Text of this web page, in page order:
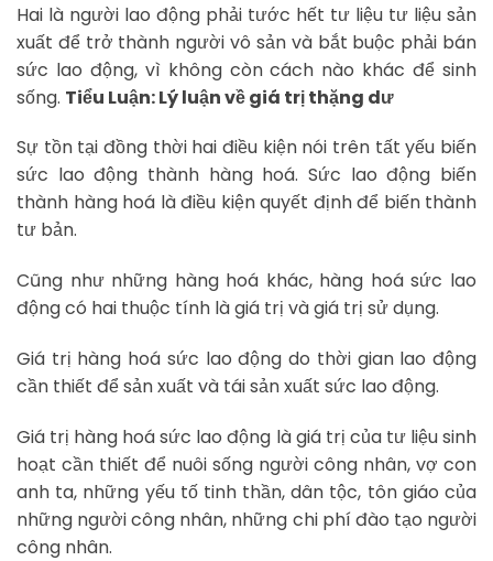
Hai là người lao động phải tước hết tư liệu tư liệu sản
xuất để trở thành người vô sản và bắt buộc phải bán
sức lao động, vì không còn cách nào khác để sinh
sống. Tiểu Luận: Lý luận về giá trị thặng dư
Sự tồn tại đồng thời hai điều kiện nói trên tất yếu biến
sức lao động thành hàng hoá. Sức lao động biến
thành hàng hoá là điều kiện quyết định để biến thành
tư bản.
Cũng như những hàng hoá khác, hàng hoá sức lao
động có hai thuộc tính là giá trị và giá trị sử dụng.
Giá trị hàng hoá sức lao động do thời gian lao động
cần thiết để sản xuất và tái sản xuất sức lao động.
Giá trị hàng hoá sức lao động là giá trị của tư liệu sinh
hoạt cần thiết để nuôi sống người công nhân, vợ con
anh ta, những yếu tố tinh thần, dân tộc, tôn giáo của
những người công nhân, những chi phí đào tạo người
công nhân.